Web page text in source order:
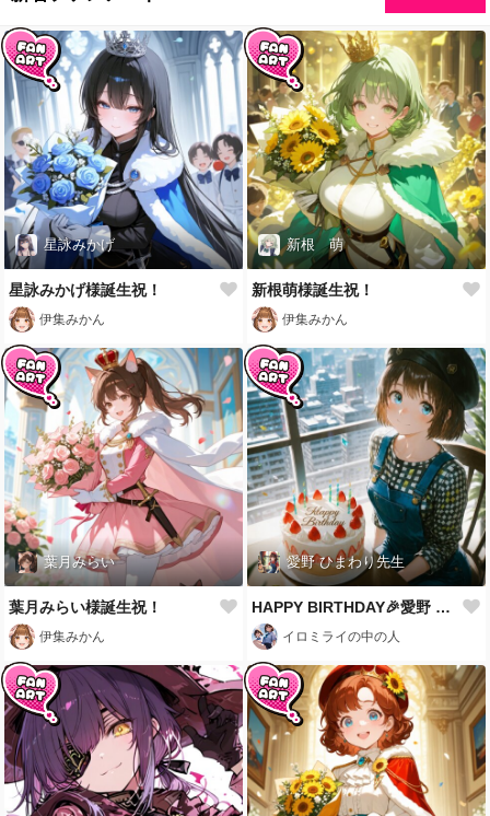
星詠みかげ
星詠みかげ様誕生祝！
伊集みかん
新根 萌
新根萌様誕生祝！
伊集みかん
葉月みらい
葉月みらい様誕生祝！
伊集みかん
愛野 ひまわり先生
HAPPY BIRTHDAY🎉愛野 ひまわり先生🎉
イロミライの中の人